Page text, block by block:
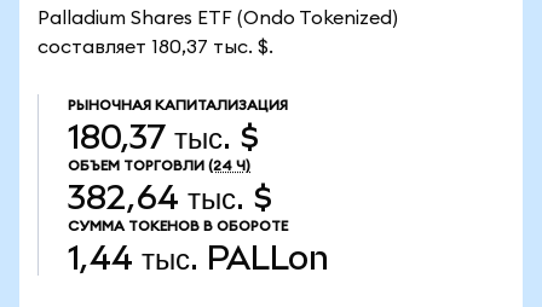
Palladium Shares ETF (Ondo Tokenized)
составляет 180,37 тыс. $.
РЫНОЧНАЯ КАПИТАЛИЗАЦИЯ
180,37 тыс. $
ОБЪЕМ ТОРГОВЛИ (24 Ч)
382,64 тыс. $
СУММА ТОКЕНОВ В ОБОРОТЕ
1,44 тыс. PALLon